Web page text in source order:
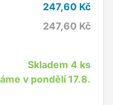
247,60 Kč
247,60 Kč
Skladem4 ks
v pondělí 17.8.